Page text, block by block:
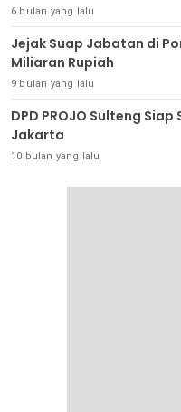
6 bulan yang lalu
Jejak Suap Jabatan di
Miliaran Rupiah
9 bulan yang lalu
DPD PROJO Sulteng Siap
Jakarta
10 bulan yang lalu